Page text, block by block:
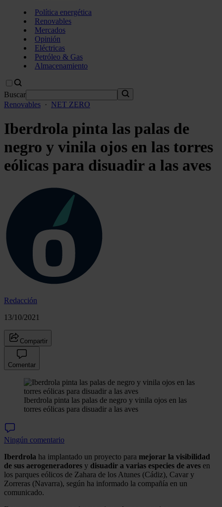
Política energética
Renovables
Mercados
Opinión
Eléctricas
Petróleo & Gas
Almacenamiento
Buscar
Renovables · NET ZERO
Iberdrola pinta las palas de
negro y vinila ojos en las torres
eólicas para disuadir a las aves
Redacción
13/10/2021
Compartir
Comentar
Iberdrola pinta las palas de negro y vinila ojos en las
torres eólicas para disuadir a las aves
Ningún comentario
Iberdrola ha implantado un proyecto para mejorar la visibilidad
de sus aerogeneradores y disuadir a varias especies de aves en
los parques eólicos de Zahara de los Atunes (Cádiz), Cavar y
Zorreras (Navarra), según ha informado la compañía en un
comunicado.